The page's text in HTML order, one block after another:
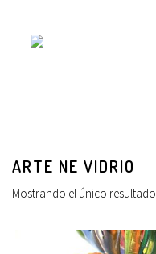
ARTE NE VIDRIO
Mostrando el único resultado